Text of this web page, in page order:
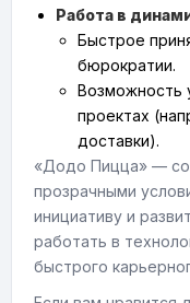
Работа в
Быстрое
бюрократии.
Возможность
проектах
доставки).
«Додо Пицца» —
прозрачными
инициативу и
работать в
быстрого